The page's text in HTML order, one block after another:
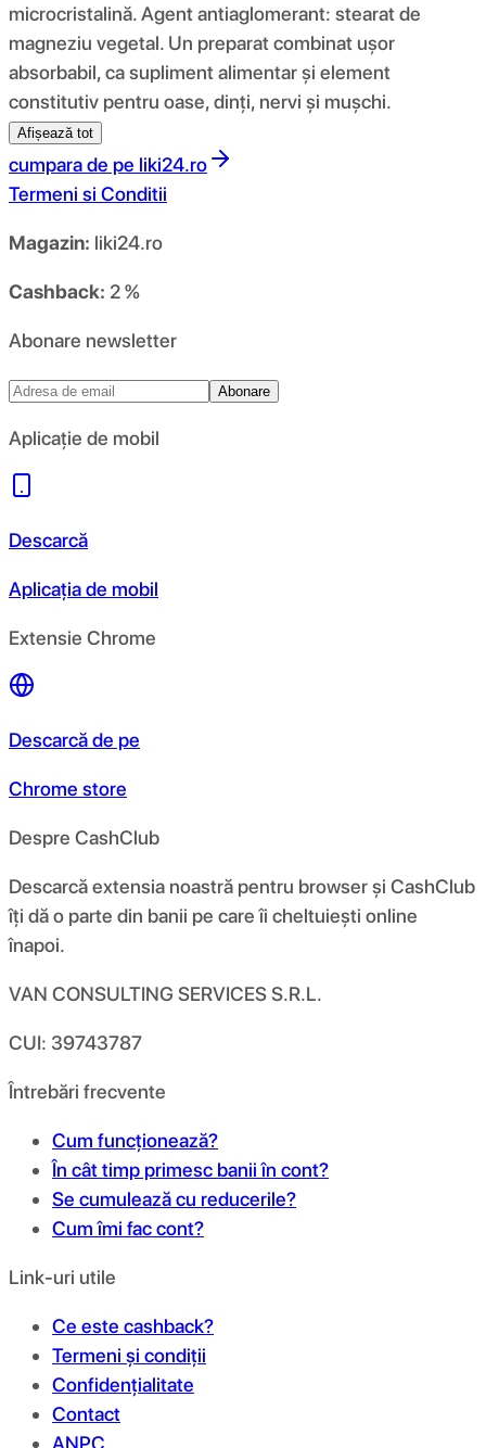
microcristalină. Agent antiaglomerant: stearat de
magneziu vegetal. Un preparat combinat ușor
absorbabil, ca supliment alimentar și element
constitutiv pentru oase, dinți, nervi și mușchi.
Afișează tot
cumpara de pe liki24.ro
Termeni si Conditii
Magazin: liki24.ro
Cashback: 2 %
Abonare newsletter
Abonare
Aplicație de mobil
Descarcă
Aplicația de mobil
Extensie Chrome
Descarcă de pe
Chrome store
Despre CashClub
Descarcă extensia noastră pentru browser și CashClub
îți dă o parte din banii pe care îi cheltuiești online
înapoi.
VAN CONSULTING SERVICES S.R.L.
CUI: 39743787
Întrebări frecvente
Cum funcționează?
În cât timp primesc banii în cont?
Se cumulează cu reducerile?
Cum îmi fac cont?
Link-uri utile
Ce este cashback?
Termeni și condiții
Confidențialitate
Contact
ANPC